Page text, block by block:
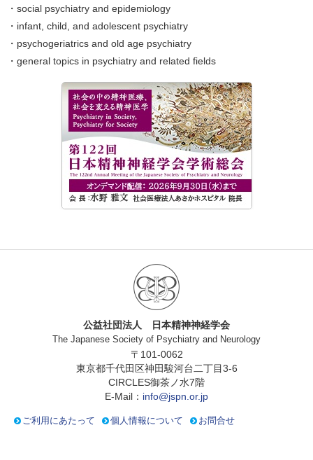
・social psychiatry and epidemiology
・infant, child, and adolescent psychiatry
・psychogeriatrics and old age psychiatry
・general topics in psychiatry and related fields
公益社団法人 日本精神神経学会
The Japanese Society of Psychiatry and Neurology
〒101-0062
東京都千代田区神田駿河台二丁目3-6
CIRCLES御茶ノ水7階
E-Mail： info@jspn.or.jp
ご利用にあたって 個人情報について お問合せ